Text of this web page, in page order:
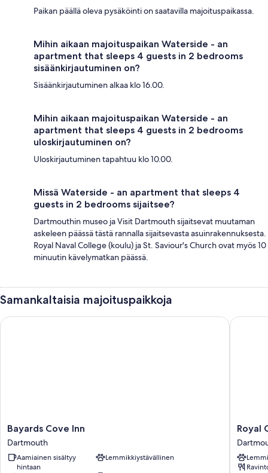
Paikan päällä oleva pysäköinti on saatavilla majoituspaikassa.
Mihin aikaan majoituspaikan Waterside - an
apartment that sleeps 4 guests in 2 bedrooms
sisäänkirjautuminen on?
Sisäänkirjautuminen alkaa klo 16.00.
Mihin aikaan majoituspaikan Waterside - an
apartment that sleeps 4 guests in 2 bedrooms
uloskirjautuminen on?
Uloskirjautuminen tapahtuu klo 10.00.
Missä Waterside - an apartment that sleeps 4
guests in 2 bedrooms sijaitsee?
Dartmouthin museo ja Visit Dartmouth sijaitsevat muutaman
askeleen päässä tästä rannalla sijaitsevasta asuinrakennuksesta.
Royal Naval College (koulu) ja St. Saviour's Church ovat myös 10
minuutin kävelymatkan päässä.
Samankaltaisia majoituspaikkoja
Bayards
Cove
Inn
Dartmouth
Bayards Cove Inn
Dartmouth
Aamiainen sisältyy
hintaan
Lemmikkiystävällinen
Bayards Cove Inn
Royal
Castle
Hotel
Royal
Royal